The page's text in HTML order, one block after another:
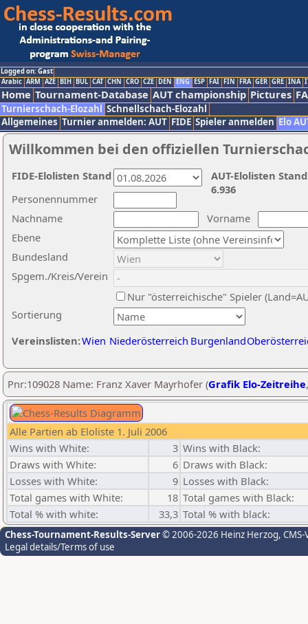
Logged on: Gast
Arabic ARM AZE BIH BUL CAT CHN CRO CZE DEN ENG ESP FAI FIN FRA GER GRE INA
Home Tournament-Database AUT championship Pictures
Turnierschach-Elozahl Schnellschach-Elozahl
Allgemeines Turnier anmelden: AUT FIDE Spieler anmelden Elo
Willkommen bei den offiziellen
Nachname
Vorname
Ebene
Sortierung
Personennummer
Bundesland
Spgem./Kreis/Verein
Nur "österreichische" Spieler
Vereinslisten:Wien Niederösterreich Burgenland
AUT-Elolisten
6.936
FIDE-Elolisten Stand
Pnr:109028 Name: Franz Xaver Mayrhofer (Grafik Elo-Zeitreihe
Alle Partien ab Eloliste 1. Juli 2006
Wins with White:
3 Wins with Black:
Draws with White:
6 Draws with Black:
Losses with White:
9 Losses with Black:
Total games with White:
18 Total games with Black:
Total % with white:
33,3 Total % with black:
Chess-Tournament-Results-Server© 2006-2026 Heinz Herzog,
Legal details/Terms of use